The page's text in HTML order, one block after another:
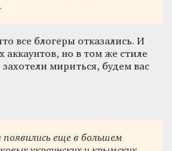
все блогеры отказались. И
аккаунтов, но в том же стиле
мириться, будем вас
еще в большем